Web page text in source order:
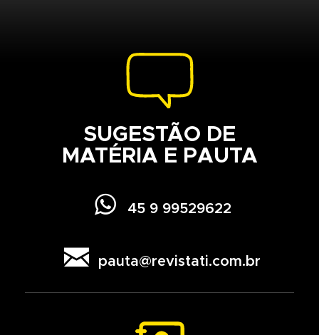
SUGESTÃO DE
MATÉRIA E PAUTA
 45 9 99529622
 pauta@revistati.com.br